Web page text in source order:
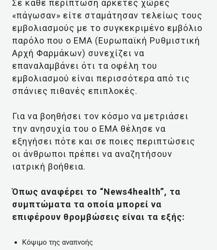
Σε κάθε περίπτωση αρκετές χώρες
«πάγωσαν» είτε σταμάτησαν τελείως τους
εμβολιασμούς με το συγκεκριμένο εμβόλιο
παρόλο που ο ΕΜΑ (Ευρωπαϊκή Ρυθμιστική
Αρχή Φαρμάκων) συνεχίζει να
επαναλαμβάνει ότι τα οφέλη του
εμβολιασμού είναι περισσότερα από τις
σπάνιες πιθανές επιπλοκές.
Για να βοηθήσει τον κόσμο να μετριάσει
την ανησυχία του ο ΕΜΑ θέλησε να
εξηγήσει πότε και σε ποιες περιπτώσεις
οι άνθρωποι πρέπει να αναζητήσουν
ιατρική βοήθεια.
Όπως αναφέρει το “News4health”, τα
συμπτώματα τα οποία μπορεί να
επιφέρουν θρομβώσεις είναι τα εξής:
Kόψιμο της αναπνοής